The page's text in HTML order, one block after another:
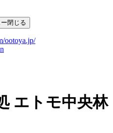
閉じる
ootoya.jp/
エトモ中央林